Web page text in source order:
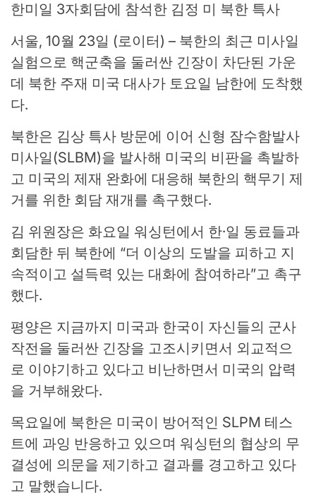
한미일 3자회담에 참석한 김정 미 북한 특사
서울, 10월 23일 (로이터) – 북한의 최근 미사일
실험으로 핵군축을 둘러싼 긴장이 차단된 가운
데 북한 주재 미국 대사가 토요일 남한에 도착했
다.
북한은 김상 특사 방문에 이어 신형 잠수함발사
미사일(SLBM)을 발사해 미국의 비판을 촉발하
고 미국의 제재 완화에 대응해 북한의 핵무기 제
거를 위한 회담 재개를 촉구했다.
김 위원장은 화요일 워싱턴에서 한·일 동료들과
회담한 뒤 북한에 “더 이상의 도발을 피하고 지
속적이고 설득력 있는 대화에 참여하라”고 촉구
했다.
평양은 지금까지 미국과 한국이 자신들의 군사
작전을 둘러싼 긴장을 고조시키면서 외교적으
로 이야기하고 있다고 비난하면서 미국의 압력
을 거부해왔다.
목요일에 북한은 미국이 방어적인 SLPM 테스
트에 과잉 반응하고 있으며 워싱턴의 협상의 무
결성에 의문을 제기하고 결과를 경고하고 있다
고 말했습니다.